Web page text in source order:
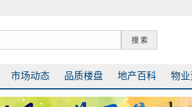
市场动态 品质楼盘 地产百科 物